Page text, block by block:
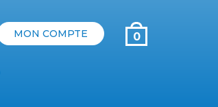
MON COMPTE 0